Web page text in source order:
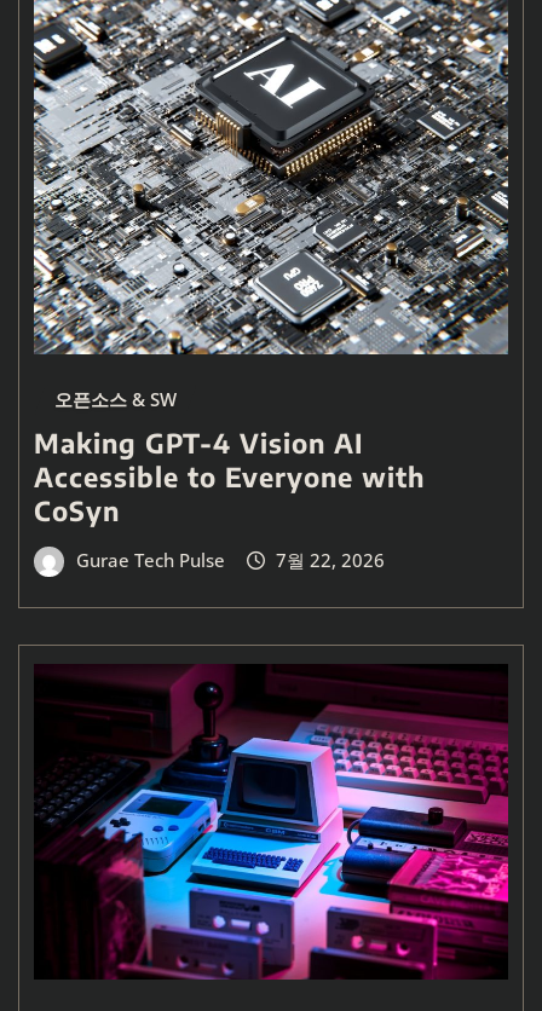
오픈소스 & SW
Making GPT-4 Vision AI
Accessible to Everyone with
CoSyn
Gurae Tech Pulse 7월 22, 2026